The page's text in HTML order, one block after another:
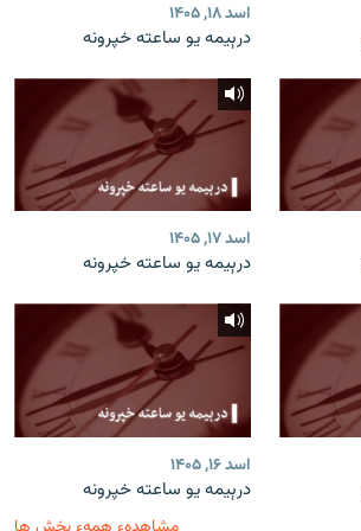
اسد ۱۸, ۱۴۰۵
درېیمه یو ساعته خپرونه
اسد ۱۷, ۱۴۰۵
درېیمه یو ساعته خپرونه
اسد ۱۶, ۱۴۰۵
درېیمه یو ساعته خپرونه